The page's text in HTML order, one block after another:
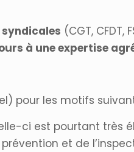
(CGT, CFDT,
à une expertise
pour les motifs
ci est pourtant très
et de